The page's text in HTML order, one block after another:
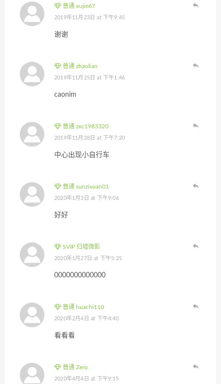
普通 xujie67
2019年11月23日 at 下午9:45
谢谢
普通 zhaolian
2019年11月25日 at 下午1:46
caonim
普通 zxc1983320
2019年11月28日 at 下午7:20
中心出现小自行车
普通 sunzixuan01
2020年1月3日 at 下午9:06
好好
SVIP 归墟微影
2020年1月27日 at 下午5:25
0000000000000
普通 huachi110
2020年2月4日 at 下午4:40
看看看
普通 Zero
2020年4月4日 at 下午9:15